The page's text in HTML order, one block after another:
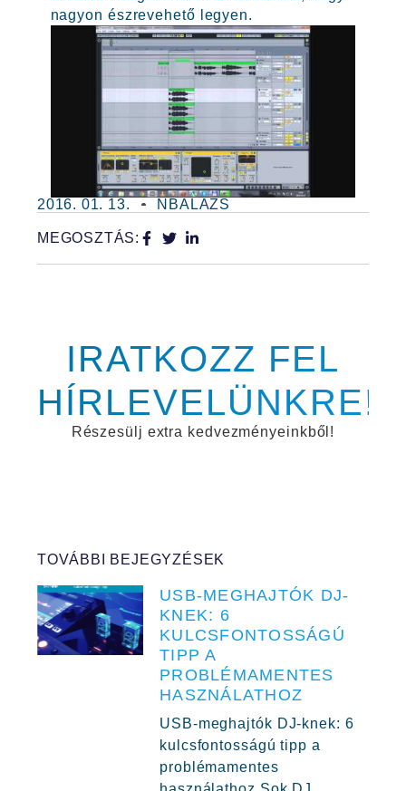
nagyon észrevehető legyen.
2016. 01. 13. NBALAZS
MEGOSZTÁS:
IRATKOZZ FEL
HÍRLEVELÜNKRE!
Részesülj extra kedvezményeinkből!
TOVÁBBI BEJEGYZÉSEK
USB-MEGHAJTÓK DJ-
KNEK: 6
KULCSFONTOSSÁGÚ
TIPP A
PROBLÉMAMENTES
HASZNÁLATHOZ
USB-meghajtók DJ-knek: 6
kulcsfontosságú tipp a
problémamentes